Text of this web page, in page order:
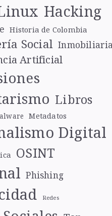
Hacking
Historia de Colombia
Social Inmobiliaria
Artificial
Libros
Metadatos
Digital
OSINT
Phishing
Redes